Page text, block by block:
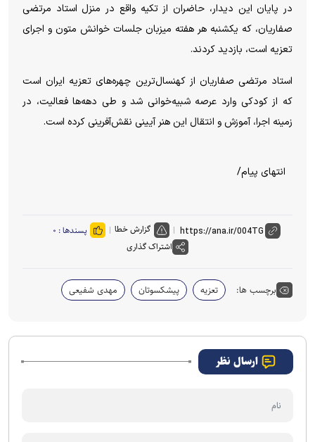
در پایان این دیدار، حاضران از تکیه واقع در منزل استاد مرتضی
صفاریان، که یکشنبه هر هفته میزبان جلسات خوانش متون و اجرای
تعزیه است، بازدید کردند.
استاد مرتضی صفاریان از کهنسال‌ترین چهره‌های تعزیه ایران است
که از کودکی وارد عرصه شبیه‌خوانی شد و طی دهه‌ها فعالیت، در
زمینه اجرا، آموزش و انتقال این هنر آیینی نقش‌آفرینی کرده است.
انتهای پیام/
گزارش خطا پسندها : ۰
اشتراک گذاری
برچسب ها: تعزیه پیشکسوتان مهدی شفیعی
ارسال نظر